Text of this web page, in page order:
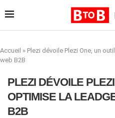
Accueil » Plezi dévoile Plezi One, un
web B2B
PLEZI DÉVOILE
OPTIMISE LA
B2B